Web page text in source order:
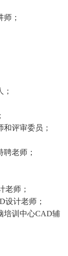
；
评审委员；
老师；
老师；
设计老师；
培训中心CAD辅